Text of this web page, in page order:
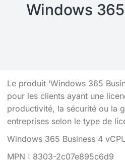
Windows
Le produit ‘Windows 365
pour les clients ayant une
productivité, la sécurité ou la
entreprises selon le type de
Windows 365 Business 4
MPN : 8303-2c07e895c6d9